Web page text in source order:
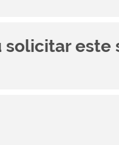
solicitar este